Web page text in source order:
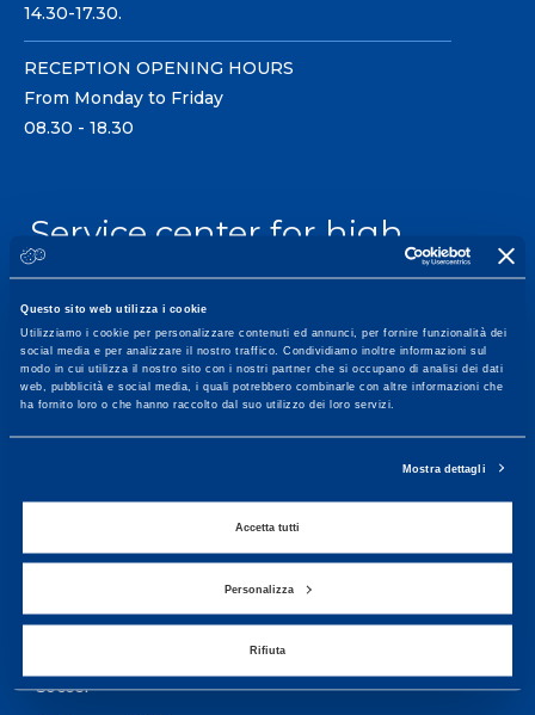
Questo sito web utilizza i cookie
Utilizziamo i cookie per personalizzare contenuti ed annunci, per fornire funzionalità dei
social media e per analizzare il nostro traffico. Condividiamo inoltre informazioni sul
modo in cui utilizza il nostro sito con i nostri partner che si occupano di analisi dei dati
web, pubblicità e social media, i quali potrebbero combinarle con altre informazioni che
ha fornito loro o che hanno raccolto dal suo utilizzo dei loro servizi.
Mostra dettagli
Accetta tutti
Personalizza
Rifiuta
14.30-17.30.
RECEPTION OPENING HOURS
From Monday to Friday
08.30 - 18.30
Service center for high
performance and well-
being.
More informations
Services
Training Schedule
Soccer